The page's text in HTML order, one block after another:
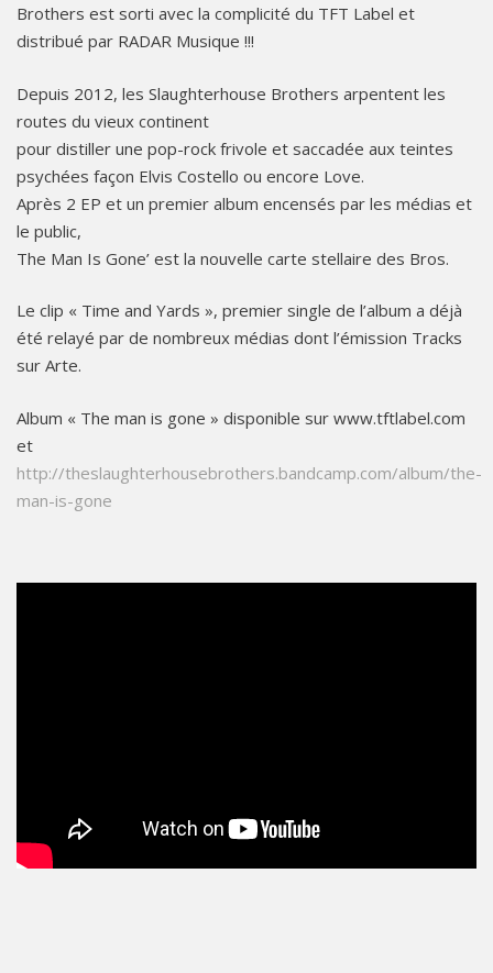
Brothers est sorti​ avec la complicité du TFT Label et
distribué par RADAR Musique !!!​
​Depuis 2012, les Slaughterhouse Brothers arpentent les
routes du vieux continent
pour distiller une pop-rock ​frivole et saccadée aux teintes
psychées façon Elvis Costello ou encore Love.
Après 2 EP et​ ​un premier album encensés par les médias et
le public,
​The Man Is Gone’ ​est la nouvelle carte stellaire des Bros.​
Le clip « Time and Yards », premier single de l’album a déjà
été relayé par de nombreux médias dont l’émission Tracks
sur Arte.
Album « The man is gone » disponible sur www.tftlabel.com
et
http://theslaughterhousebrothers.bandcamp.com/album/the-
man-is-gone
data-video='